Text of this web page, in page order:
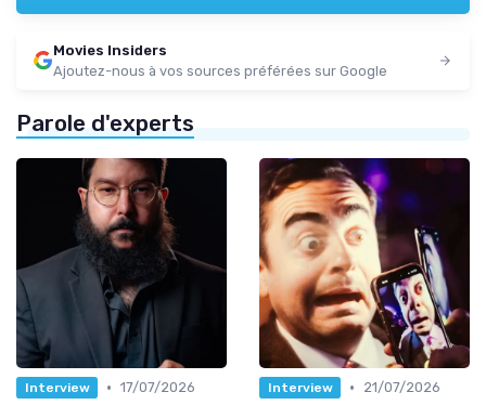
Movies Insiders
Ajoutez-nous à vos sources préférées sur Google
Parole d'experts
Interview • 17/07/2026
Interview •
21/07/2026